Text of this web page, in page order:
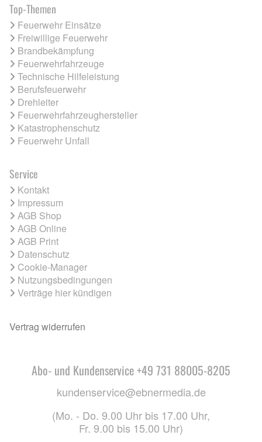
Top-Themen
Feuerwehr Einsätze
Freiwillige Feuerwehr
Brandbekämpfung
Feuerwehrfahrzeuge
Technische Hilfeleistung
Berufsfeuerwehr
Drehleiter
Feuerwehrfahrzeughersteller
Katastrophenschutz
Feuerwehr Unfall
Service
Kontakt
Impressum
AGB Shop
AGB Online
AGB Print
Datenschutz
Cookie-Manager
Nutzungsbedingungen
Verträge hier kündigen
Vertrag widerrufen
Abo- und Kundenservice +49 731 88005-8205
kundenservice@ebnermedia.de
(Mo. - Do. 9.00 Uhr bis 17.00 Uhr,
Fr. 9.00 bis 15.00 Uhr)